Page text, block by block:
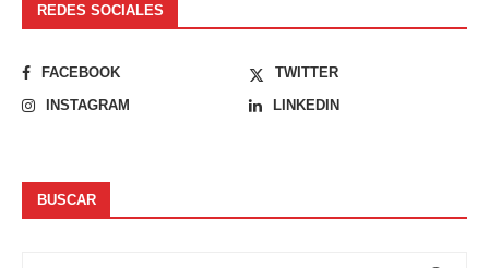
REDES SOCIALES
FACEBOOK
TWITTER
INSTAGRAM
LINKEDIN
BUSCAR